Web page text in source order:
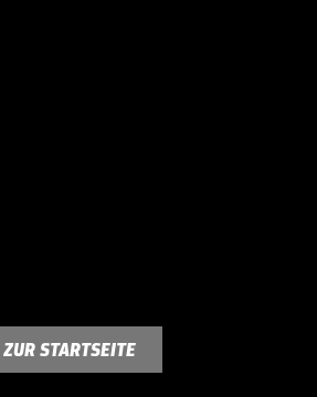
ZUR STARTSEITE